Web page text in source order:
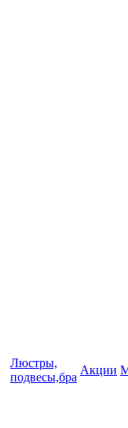
Люстры,
подвесы,бра
Акции